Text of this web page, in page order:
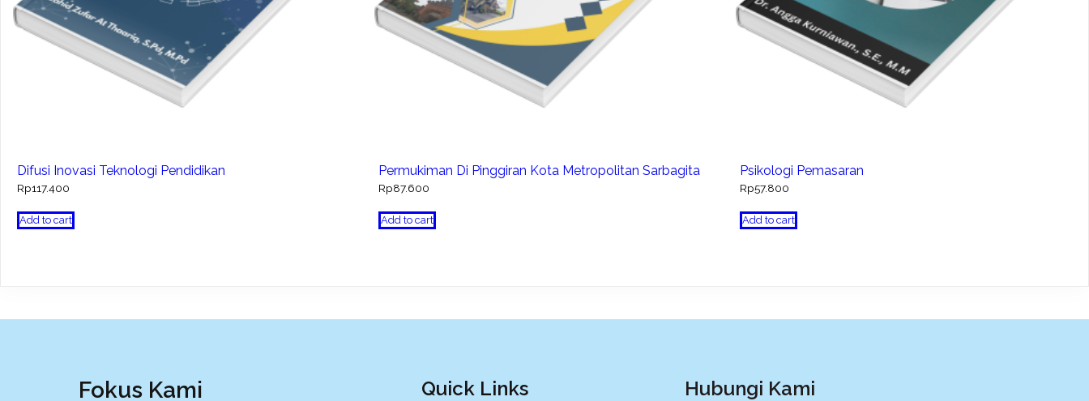
Difusi Inovasi Teknologi Pendidikan
Rp117.400
Add to cart
Permukiman Di Pinggiran Kota Metropolitan Sarbagita
Rp87.600
Add to cart
Psikologi Pemasaran
Rp57.800
Add to cart
Fokus Kami Quick Links Hubungi Kami